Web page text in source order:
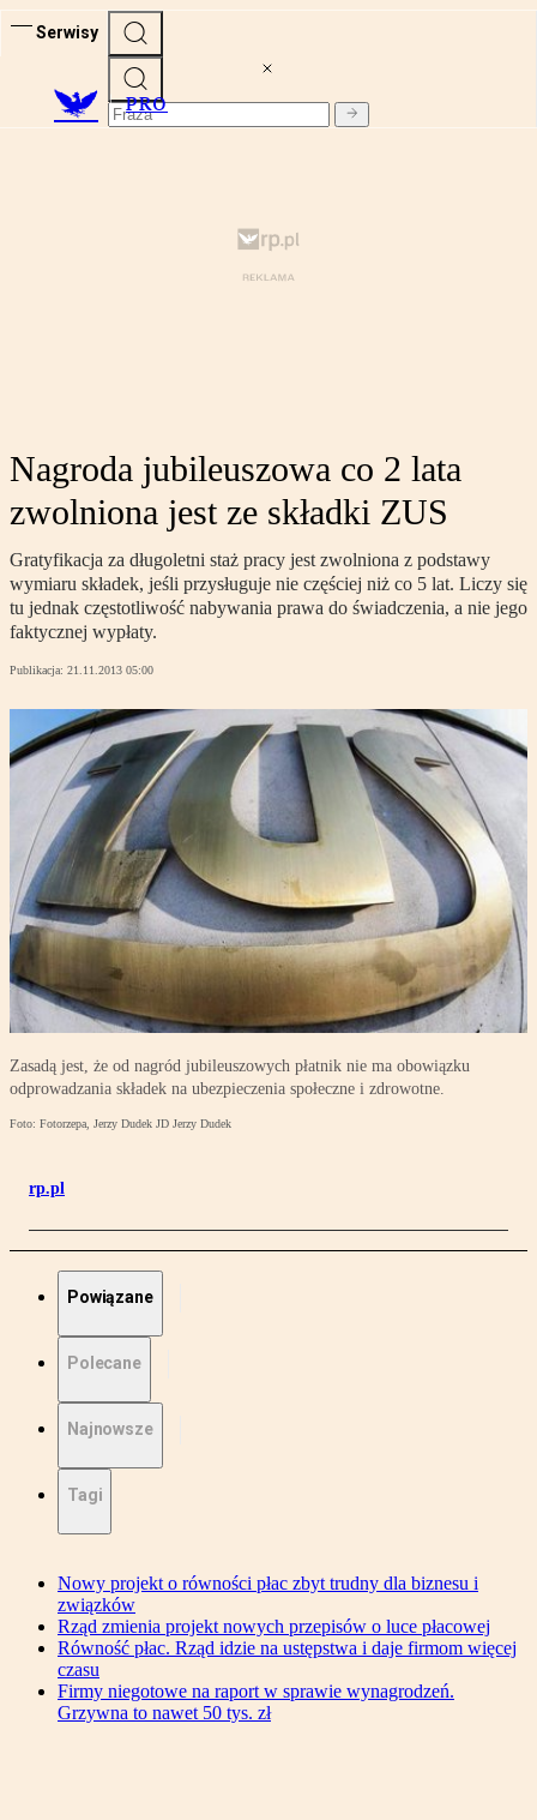
Serwisy
PRO
Nagroda jubileuszowa co 2 lata
zwolniona jest ze składki ZUS
Gratyfikacja za długoletni staż pracy jest zwolniona z podstawy
wymiaru składek, jeśli przysługuje nie częściej niż co 5 lat. Liczy się
tu jednak częstotliwość nabywania prawa do świadczenia, a nie jego
faktycznej wypłaty.
Publikacja: 21.11.2013 05:00
Zasadą jest, że od nagród jubileuszowych płatnik nie ma obowiązku
odprowadzania składek na ubezpieczenia społeczne i zdrowotne.
Foto: Fotorzepa, Jerzy Dudek JD Jerzy Dudek
rp.pl
Powiązane
Polecane
Najnowsze
Tagi
Nowy projekt o równości płac zbyt trudny dla biznesu i
związków
Rząd zmienia projekt nowych przepisów o luce płacowej
Równość płac. Rząd idzie na ustępstwa i daje firmom więcej
czasu
Firmy niegotowe na raport w sprawie wynagrodzeń.
Grzywna to nawet 50 tys. zł